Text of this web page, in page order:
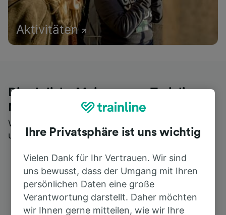
Aktivitäten
Die ehrliche Meinung von Trainline-
Nutzern
Wer könnte Ihnen besseres Feedback geben als
unsere Kunden selbst?
Ihre Privatsphäre ist uns wichtig
Vielen Dank für Ihr Vertrauen. Wir sind
uns bewusst, dass der Umgang mit Ihren
persönlichen Daten eine große
Verantwortung darstellt. Daher möchten
wir Ihnen gerne mitteilen, wie wir Ihre